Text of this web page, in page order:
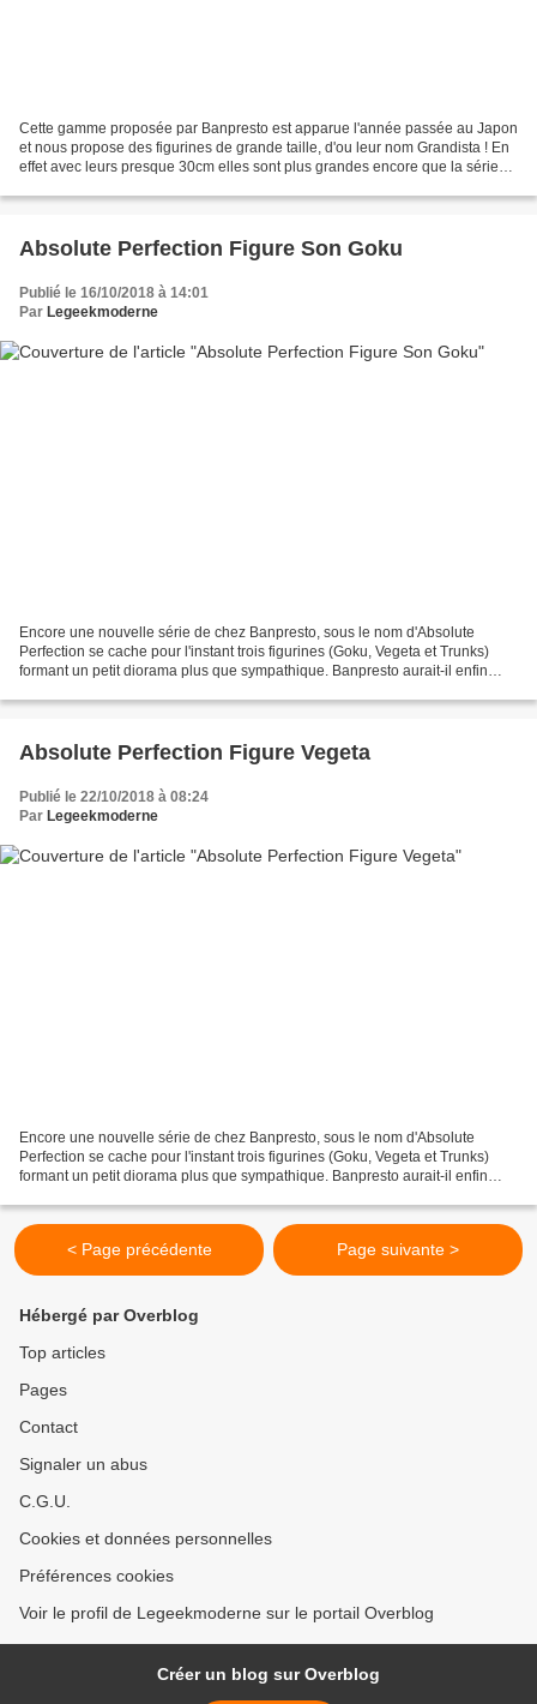
Cette gamme proposée par Banpresto est apparue l'année passée au Japon
et nous propose des figurines de grande taille, d'ou leur nom Grandista ! En
effet avec leurs presque 30cm elles sont plus grandes encore que la série
Absolute Perfection Figure Son Goku
Publié le 16/10/2018 à 14:01
Par Legeekmoderne
Encore une nouvelle série de chez Banpresto, sous le nom d'Absolute
Perfection se cache pour l'instant trois figurines (Goku, Vegeta et Trunks)
formant un petit diorama plus que sympathique. Banpresto aurait-il enfin
Absolute Perfection Figure Vegeta
Publié le 22/10/2018 à 08:24
Par Legeekmoderne
Encore une nouvelle série de chez Banpresto, sous le nom d'Absolute
Perfection se cache pour l'instant trois figurines (Goku, Vegeta et Trunks)
formant un petit diorama plus que sympathique. Banpresto aurait-il enfin
< Page précédente Page suivante >
Hébergé par Overblog
Top articles
Pages
Contact
Signaler un abus
C.G.U.
Cookies et données personnelles
Préférences cookies
Voir le profil de Legeekmoderne sur le portail Overblog
Créer un blog sur Overblog